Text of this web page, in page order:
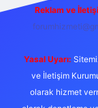
Reklam ve
Yasal Uyarı:
ve İletişim
olarak hizmet